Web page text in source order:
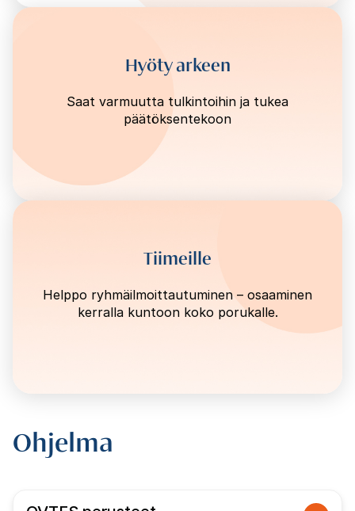
Hyöty arkeen
Saat varmuutta tulkintoihin ja tukea
päätöksentekoon
Tiimeille
Helppo ryhmäilmoittautuminen – osaaminen
kerralla kuntoon koko porukalle.
Ohjelma